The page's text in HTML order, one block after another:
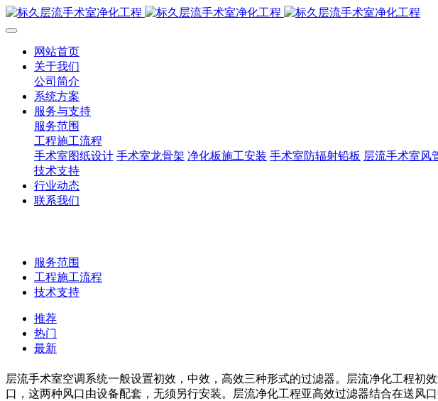
网站首页
关于我们
公司简介
系统方案
服务与支持
服务范围
工程施工流程
手术室图纸设计 手术室龙骨架 净化板施工安装 手术室防辐射铅板 层流手术室风
技术支持
行业动态
联系我们
服务范围
工程施工流程
技术支持
推荐
热门
最新
层流手术室空调系统一般设置初效，中效，高效三种形式的过滤器。层流净化工程
口，这两种风口由设备配套，无须另行安装。层流净化工程亚高效过滤器结合在送